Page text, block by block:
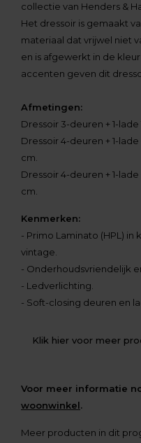
collectie van Henders &
Het dressoir is gemaakt
materiaal dat vrijwel niet
en is afgewerkt in de
accenten geven dit
Afmetingen:
Dressoir 3-deuren + 1-lade
Dressoir 4-deuren + 1-
cm.
Dressoir 4-deuren + 1-lade
cm.
Kenmerken:
- Primo Laminato (HPL)
vintage.
- Onderhoudsvriendelijk
- Ledverlichting.
- Soft-closing deuren en
Klik hier voor meer
Voor meer informatie
woonwinkel.
Meer producten in dit